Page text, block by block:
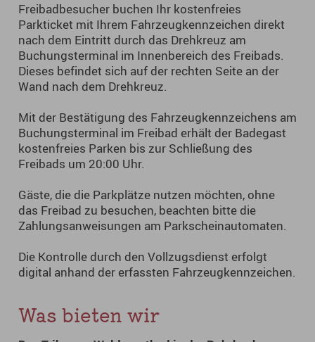
Freibadbesucher buchen Ihr kostenfreies
Parkticket mit Ihrem Fahrzeugkennzeichen direkt
nach dem Eintritt durch das Drehkreuz am
Buchungsterminal im Innenbereich des Freibads.
Dieses befindet sich auf der rechten Seite an der
Wand nach dem Drehkreuz.
Mit der Bestätigung des Fahrzeugkennzeichens am
Buchungsterminal im Freibad erhält der Badegast
kostenfreies Parken bis zur Schließung des
Freibads um 20:00 Uhr.
Gäste, die die Parkplätze nutzen möchten, ohne
das Freibad zu besuchen, beachten bitte die
Zahlungsanweisungen am Parkscheinautomaten.
Die Kontrolle durch den Vollzugsdienst erfolgt
digital anhand der erfassten Fahrzeugkennzeichen.
Was bieten wir